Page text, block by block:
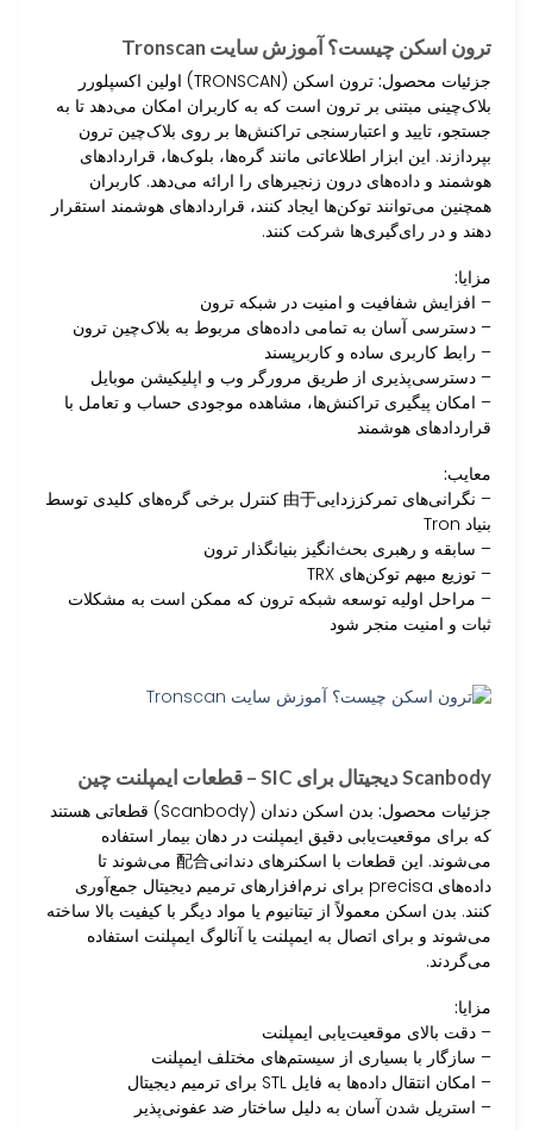
ترون اسکن چیست؟ آموزش سایت Tronscan
جزئیات محصول:
ترون اسکن (TRONSCAN) اولین اکسپلورر
بلاک‌چینی مبتنی بر ترون است که به کاربران امکان می‌دهد تا به
جستجو، تایید و اعتبارسنجی تراکنش‌ها بر روی بلاک‌چین ترون
بپردازند. این ابزار اطلاعاتی مانند گره‌ها، بلوک‌ها، قراردادهای
هوشمند و داده‌های درون زنجیرهای را ارائه می‌دهد. کاربران
همچنین می‌توانند توکن‌ها ایجاد کنند، قراردادهای هوشمند استقرار
دهند و در رای‌گیری‌ها شرکت کنند.
مزایا:
– افزایش شفافیت و امنیت در شبکه ترون
– دسترسی آسان به تمامی داده‌های مربوط به بلاک‌چین ترون
– رابط کاربری ساده و کاربرپسند
– دسترسی‌پذیری از طریق مرورگر وب و اپلیکیشن موبایل
– امکان پیگیری تراکنش‌ها، مشاهده موجودی حساب و تعامل با
قراردادهای هوشمند
معایب:
– نگرانی‌های تمرکززدایی由于 کنترل برخی گره‌های کلیدی توسط
بنیاد Tron
– سابقه و رهبری بحث‌انگیز بنیانگذار ترون
– توزیع مبهم توکن‌های TRX
– مراحل اولیه توسعه شبکه ترون که ممکن است به مشکلات
ثبات و امنیت منجر شود
Scanbody دیجیتال برای SIC – قطعات ایمپلنت چین
جزئیات محصول:
بدن اسکن دندان (Scanbody) قطعاتی هستند
که برای موقعیت‌یابی دقیق ایمپلنت در دهان بیمار استفاده
می‌شوند. این قطعات با اسکنرهای دندانی配合 می‌شوند تا
داده‌های precisa برای نرم‌افزارهای ترمیم دیجیتال جمع‌آوری
کنند. بدن اسکن معمولاً از تیتانیوم یا مواد دیگر با کیفیت بالا ساخته
می‌شوند و برای اتصال به ایمپلنت یا آنالوگ ایمپلنت استفاده
می‌گردند.
مزایا:
– دقت بالای موقعیت‌یابی ایمپلنت
– سازگار با بسیاری از سیستم‌های مختلف ایمپلنت
– امکان انتقال داده‌ها به فایل STL برای ترمیم دیجیتال
– استریل شدن آسان به دلیل ساختار ضد عفونی‌پذیر